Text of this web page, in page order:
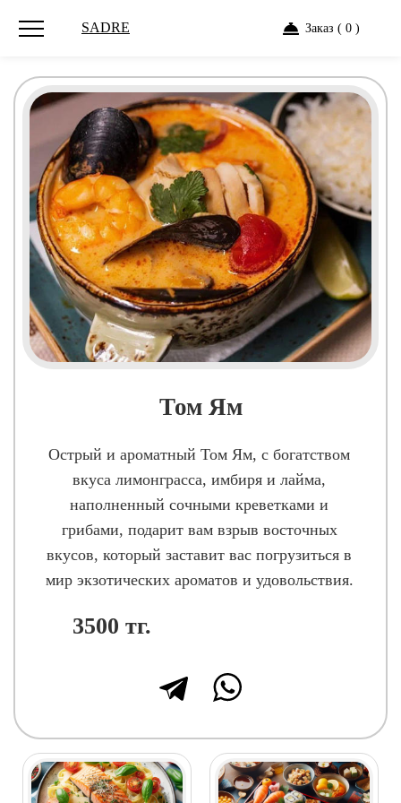
SADRE Заказ ( 0 )
Том Ям
Острый и ароматный Том Ям, с богатством
вкуса лимонграсса, имбиря и лайма,
наполненный сочными креветками и
грибами, подарит вам взрыв восточных
вкусов, который заставит вас погрузиться в
мир экзотических ароматов и удовольствия.
3500 тг.